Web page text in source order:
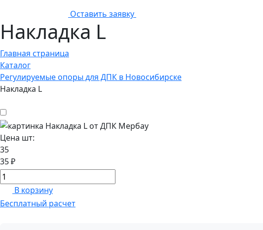
Оставить заявку
Накладка L
Главная страница
Каталог
Регулируемые опоры для ДПК в Новосибирске
Накладка L
Цена шт:
35
35 ₽
В корзину
Бесплатный расчет